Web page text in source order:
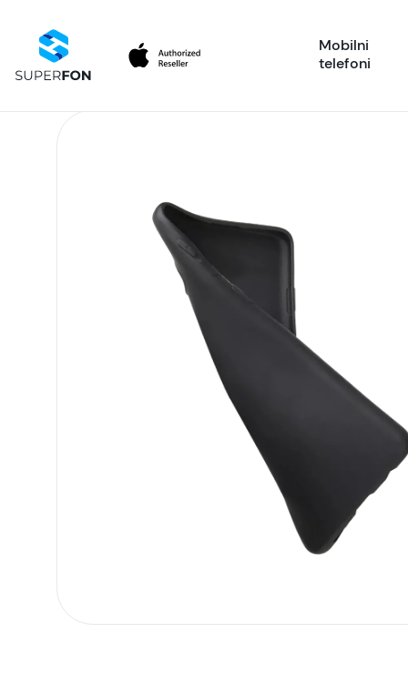
Mobilni
telefoni